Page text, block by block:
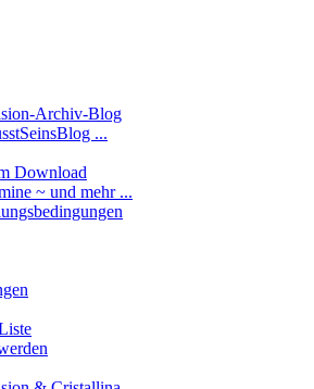
Archiv-Blog
...
Download
~ und mehr ...